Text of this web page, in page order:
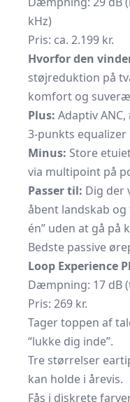
kHz)
Pris: ca. 2.199 kr.
Hvorfor den
støjreduktion på
komfort og
Plus: Adaptiv ANC,
3-punkts equalizer
Minus: Store
via multipoint på
Passer til: Dig der
åbent landskab og
én” uden at gå på
Bedste passive
Loop Experience
Dæmpning: 17 dB
Pris: 269 kr.
Tager toppen af
“lukke dig inde”.
Tre størrelser
kan holde i årevis.
Fås i diskrete